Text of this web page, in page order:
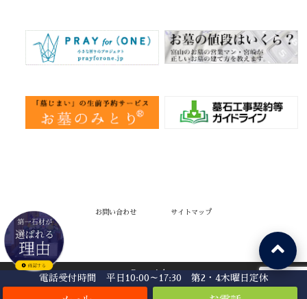
電話受付時間 平日10:00～17:30 第2・4木曜日定休
お問い合わせ サイトマップ
Copyright©
お墓、デザイン墓石、墓地に関するお悩みは『信頼棺®』の神戸市第一石材へ,